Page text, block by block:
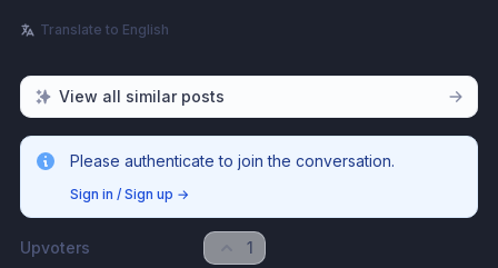
Translate to English
View all similar posts
Please authenticate to join the conversation.
Sign in / Sign up →
Upvoters 1